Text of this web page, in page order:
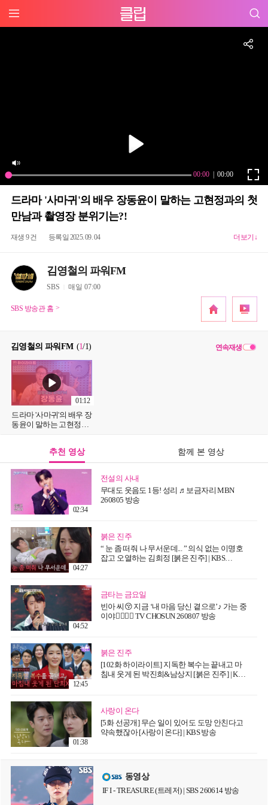
드라마 '사마귀'의 배우 장동윤이 말하는 고현정과의 첫
만남과 촬영장 분위기는?!
재생 9 건 등록일 2025. 09. 04 더보기↓
김영철의 파워FM
SBS 매일 07:00
SBS 방송관 홈
김영철의 파워FM (1/1) 연속재생
드라마 '사마귀'의 배우 장
동윤이 말하는 고현정과
01:12
추천 영상 함께 본 영상
전설의 사내
무대도 웃음도 1등! 성리 ♬보금자리 MBN
260805 방송
02:34
붉은 진주
“ 눈 좀 떠줘 나 무서운데... ” 의식 없는 이명호
잡고 오열하는 김희정 [붉은 진주] | KBS
04:27
금타는 금요일
빈아 씨😚 지금 ‘내 마음 당신 곁으로’♪ 가는 중
이야👉🏻👈🏻 TV CHOSUN 260807 방송
04:52
붉은 진주
[102화 하이라이트] 지독한 복수는 끝내고 마
침내 웃게 된 박진희&남상지 [붉은 진주] | KBS
12:45
사랑이 온다
[5화 선공개] 무슨 일이 있어도 도망 안친다고
약속했잖아 [사랑이 온다] | KBS 방송
01:38
동영상
IF I - TREASURE (트레저) | SBS 260614 방송